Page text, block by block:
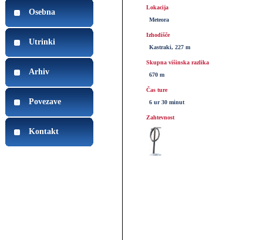
Osebna
Utrinki
Arhiv
Povezave
Kontakt
Lokacija
Meteora
Izhodišče
Kastraki, 227 m
Skupna višinska razlika
670 m
Čas ture
6 ur 30 minut
Zahtevnost